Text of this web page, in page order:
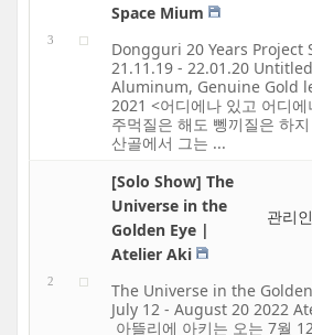
3
Space Mium
Dongguri 20 Years Project
21.11.19 - 22.01.20
Aluminum, Genuine Gold
2021 <어디에나 있고 어디
주먹질은 해도 뼁끼질은 하
산골에서 그는 ...
2
[Solo Show] The
Universe in the
Golden Eye |
Atelier Aki
관리인
The Universe in the
July 12 - August 20 2022
아뜰리에 아키는 오는 7월